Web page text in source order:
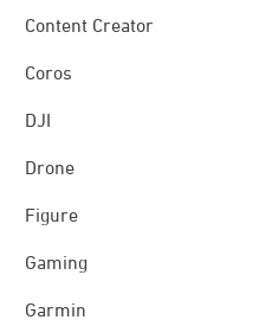
Content Creator
Coros
DJI
Drone
Figure
Gaming
Garmin